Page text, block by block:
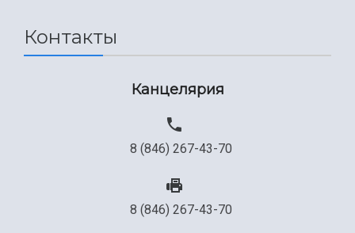
Сведения об образовательной организации
Контакты
Канцелярия
8 (846) 267-43-70
8 (846) 267-43-70